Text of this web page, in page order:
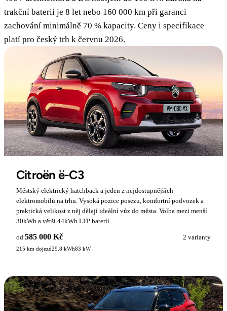
trakční baterii je 8 let nebo 160 000 km při garanci
zachování minimálně 70 % kapacity. Ceny i specifikace
platí pro český trh k červnu 2026.
Citroën ë-C3
Městský elektrický hatchback a jeden z nejdostupnějších
elektromobilů na trhu. Vysoká pozice posezu, komfortní podvozek a
praktická velikost z něj dělají ideální vůz do města. Volba mezi menší
30kWh a větší 44kWh LFP baterií.
od 585 000 Kč 2 varianty
215 km dojezd29.8 kWh83 kW